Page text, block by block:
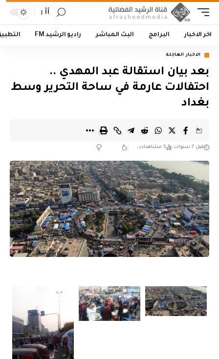
أأ
اخر الاخبار البرامج البث المباشر راديو الرشيد FM
الاخبار العاجلة
بعد بيان استقالة عبد المهدي ..
احتفالات عارمة في ساحة التحرير وسط
بغداد
قبل 7 سنوات 5 مشاهدات